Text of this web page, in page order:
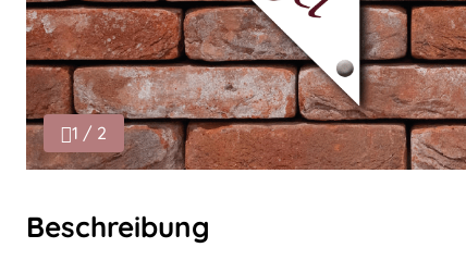
1 / 2
Beschreibung